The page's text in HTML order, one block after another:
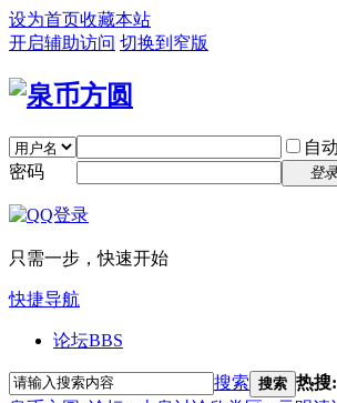
设为首页收藏本站
开启辅助访问 切换到窄版
自
密码
登录
只需一步，快速开始
快捷导航
论坛BBS
搜索 搜索 热搜: